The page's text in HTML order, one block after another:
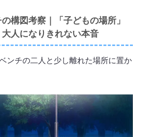
構図考察｜「子どもの場所」
人になりきれない本音
ンチの二人と少し離れた場所に置か